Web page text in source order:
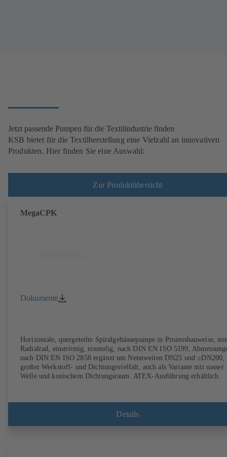
Jetzt passende Pumpen für die Textilindustrie finden
KSB bietet für die Textilherstellung eine Vielzahl an innovativen
Produkten. Hier finden Sie eine Auswahl:
Zur Produktübersicht
MegaCPK
Dokumente
Horizontale, quergeteilte Spiralgehäusepumpe in Prozessbauweise, mit
Radialrad, einströmig, einstufig, nach DIN EN ISO 5199,
nach DIN EN ISO 2858 ergänzt um Nennweiten DN25 und ≥DN200,
großer Werkstoff- und Dichtungsvielfalt, auch als Variante mit nasser
Welle und konischem Dichtungsraum. ATEX-Ausführung erhältlich.
Details